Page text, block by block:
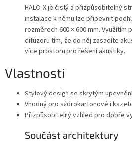
HALO-X je čistý a přizpůsobitelný
instalace k němu lze připevnit
rozměrech 600 × 600 mm. Využitím
difuzoru tím, že do něj zasadíte
více prostoru pro řešení akustiky.
Vlastnosti
Stylový design se skrytým
Vhodný pro sádrokartonové i
Přizpůsobitelný vzhled pro dobře
Součást architektury